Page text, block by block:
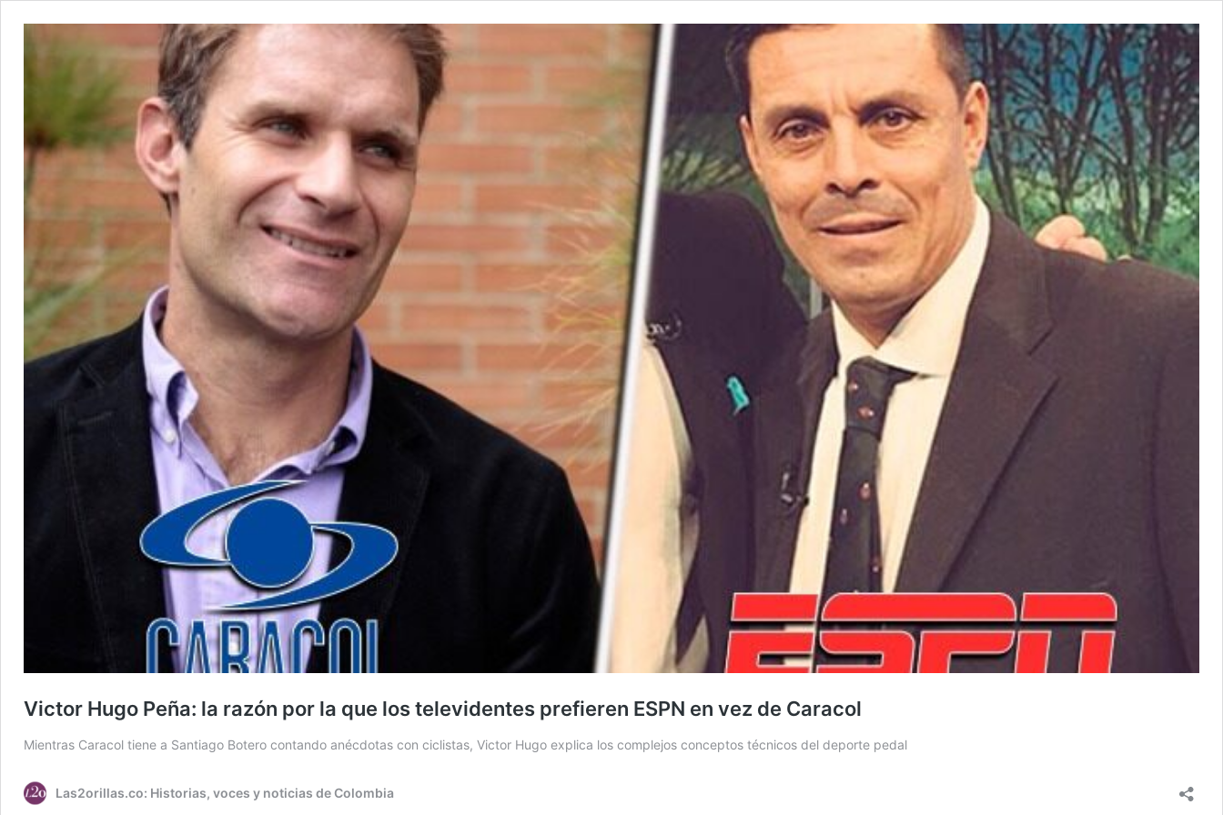
Victor Hugo Peña: la razón por la que los televidentes prefieren ESPN en vez de Caracol
Mientras Caracol tiene a Santiago Botero contando anécdotas con ciclistas, Victor Hugo explica los complejos conceptos técnicos del deporte pedal
Las2orillas.co: Historias, voces y noticias de Colombia